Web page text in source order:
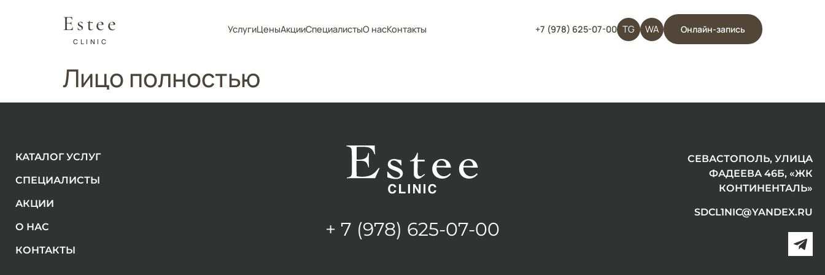
Estee
CLINIC
УслугиЦеныАкцииСпециалистыО насКонтакты +7 (978) 625-07-00 TG WA Онлайн-запись
Лицо полностью
КАТАЛОГ УСЛУГ
СПЕЦИАЛИСТЫ
АКЦИИ
О НАС
КОНТАКТЫ
+ 7 (978) 625-07-00
СЕВАСТОПОЛЬ, УЛИЦА
ФАДЕЕВА 46Б, «ЖК
КОНТИНЕНТАЛЬ»
SDCL1NIC@YANDEX.RU